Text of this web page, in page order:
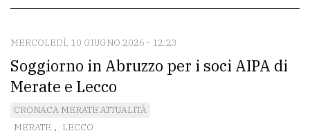
CONTATTI
La
redazione
Scrivici
MERCOLEDÌ, 10 GIUGNO 2026 - 12:23
Soggiorno in Abruzzo per i soci AIPA di
Merate e Lecco
CRONACA MERATE ATTUALITÀ
MERATE , LECCO